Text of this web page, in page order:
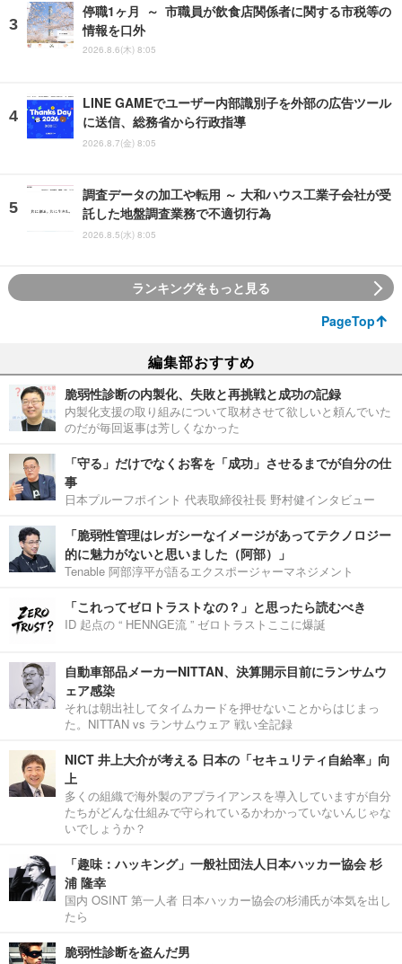
停職1ヶ月 ～ 市職員が飲食店関係者に関する市税等の
情報を口外
2026.8.6(木) 8:05
LINE GAMEでユーザー内部識別子を外部の広告ツール
に送信、総務省から行政指導
2026.8.7(金) 8:05
調査データの加工や転用 ～ 大和ハウス工業子会社が受
託した地盤調査業務で不適切行為
2026.8.5(水) 8:05
ランキングをもっと見る
PageTop
編集部おすすめ
脆弱性診断の内製化、失敗と再挑戦と成功の記録
内製化支援の取り組みについて取材させて欲しいと頼んでいた
のだが毎回返事は芳しくなかった
「守る」だけでなくお客を「成功」させるまでが自分の仕
事
日本プルーフポイント 代表取締役社長 野村健インタビュー
「脆弱性管理はレガシーなイメージがあってテクノロジー
的に魅力がないと思いました（阿部）」
Tenable 阿部淳平が語るエクスポージャーマネジメント
「これってゼロトラストなの？」と思ったら読むべき
ID 起点の “ HENNGE流 ” ゼロトラストここに爆誕
自動車部品メーカーNITTAN、決算開示目前にランサムウ
ェア感染
それは朝出社してタイムカードを押せないことからはじまっ
た。NITTAN vs ランサムウェア 戦い全記録
NICT 井上大介が考える 日本の「セキュリティ自給率」向
上
多くの組織で海外製のアプライアンスを導入していますが自分
たちがどんな仕組みで守られているかわかっていないんじゃな
いでしょうか？
「趣味：ハッキング」一般社団法人日本ハッカー協会 杉
浦 隆幸
国内 OSINT 第一人者 日本ハッカー協会の杉浦氏が本気を出し
たら
脆弱性診断を盗んだ男